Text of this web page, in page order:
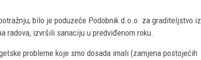
bilo je poduzeće Podobnik d.o.o. za graditeljstvo iz
radova, izvršili sanaciju u predviđenom roku.
probleme koje smo dosada imali (zamjena postojećih